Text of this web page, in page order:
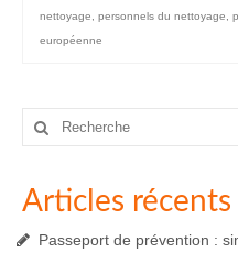
nettoyage
personnels du nettoyage
européenne
Rechercher
Articles récents
Passeport de prévention :